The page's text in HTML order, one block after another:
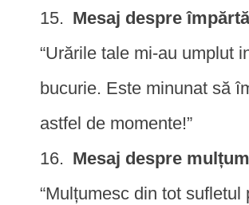
Mesaj despre
“Urările tale mi-au umplut
bucurie. Este minunat să
astfel de momente!”
Mesaj despre
“Mulțumesc din tot sufletul